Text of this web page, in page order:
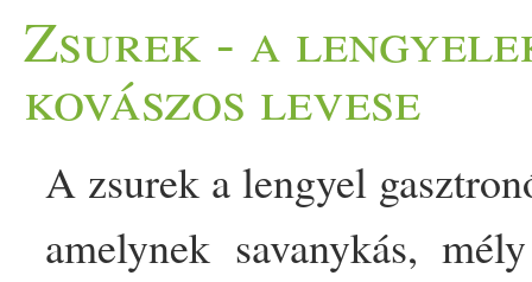
Zsurek - a
kovászos levese
A zsurek a lengyel
amelynek savanykás,